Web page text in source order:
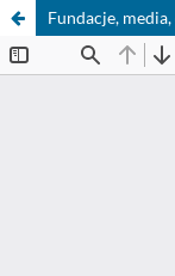
Fundacje,